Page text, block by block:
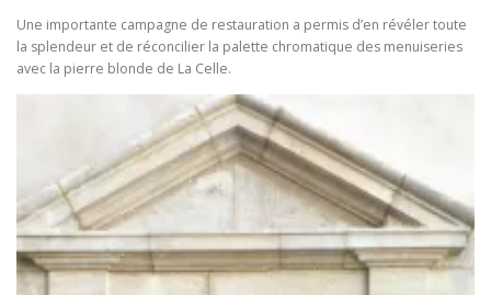
Une importante campagne de restauration a permis d’en révéler toute
la splendeur et de réconcilier la palette chromatique des menuiseries
avec la pierre blonde de La Celle.